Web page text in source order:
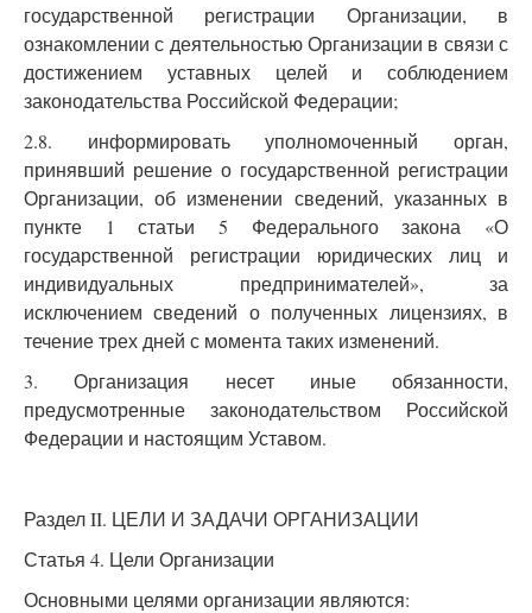
государственной регистрации Организации, в
ознакомлении с деятельностью Организации в связи с
достижением уставных целей и соблюдением
законодательства Российской Федерации;
2.8. информировать уполномоченный орган,
принявший решение о государственной регистрации
Организации, об изменении сведений, указанных в
пункте 1 статьи 5 Федерального закона «О
государственной регистрации юридических лиц и
индивидуальных предпринимателей», за
исключением сведений о полученных лицензиях, в
течение трех дней с момента таких изменений.
3. Организация несет иные обязанности,
предусмотренные законодательством Российской
Федерации и настоящим Уставом.
Раздел II. ЦЕЛИ И ЗАДАЧИ ОРГАНИЗАЦИИ
Статья 4. Цели Организации
Основными целями организации являются: